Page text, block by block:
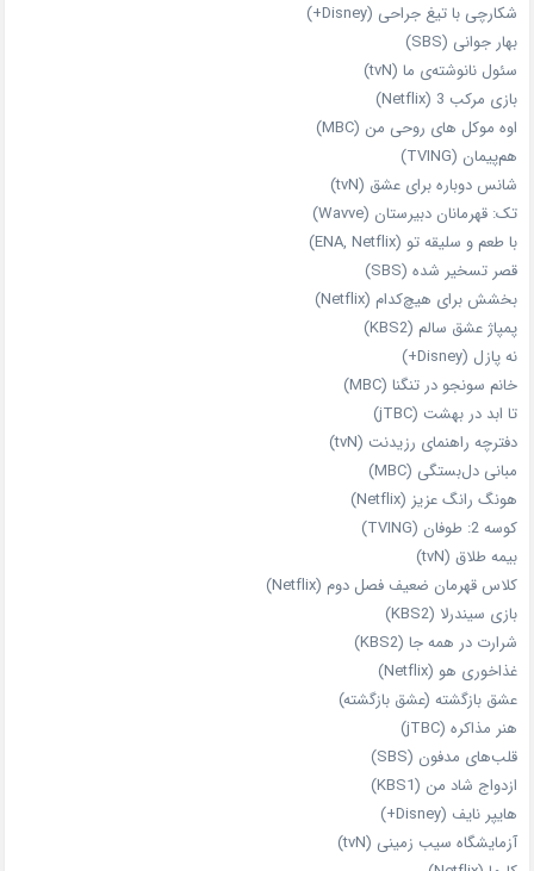
شکارچی با تیغ جراحی (Disney+)
بهار جوانی (SBS)
سئول نانوشته‌ی ما (tvN)
بازی مرکب 3 (Netflix)
اوه موکل های روحی من (MBC)
هم‌پیمان (TVING)
شانس دوباره برای عشق (tvN)
تک: قهرمانان دبیرستان (Wavve)
با طعم و سلیقه تو (ENA, Netflix)
قصر تسخیر شده (SBS)
بخشش برای هیچ‌کدام (Netflix)
پمپاژ عشق سالم (KBS2)
نه پازل (Disney+)
خانم سونجو در تنگنا (MBC)
تا ابد در بهشت (jTBC)
دفترچه راهنمای رزیدنت (tvN)
مبانی دل‌بستگی (MBC)
هونگ رانگ عزیز (Netflix)
کوسه 2: طوفان (TVING)
بیمه طلاق (tvN)
کلاس قهرمان ضعیف فصل دوم (Netflix)
بازی سیندرلا (KBS2)
شرارت در همه‌ جا (KBS2)
غذاخوری هو (Netflix)
عشق بازگشته (عشق بازگشته)
هنر مذاکره (jTBC)
قلب‌های مدفون (SBS)
ازدواج شاد من (KBS1)
هایپر نایف (Disney+)
آزمایشگاه سیب‌ زمینی (tvN)